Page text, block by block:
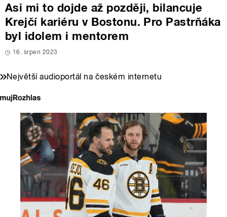
Asi mi to dojde až později, bilancuje
Krejčí kariéru v Bostonu. Pro Pastrňáka
byl idolem i mentorem
16. srpen 2023
Největší audioportál na českém internetu